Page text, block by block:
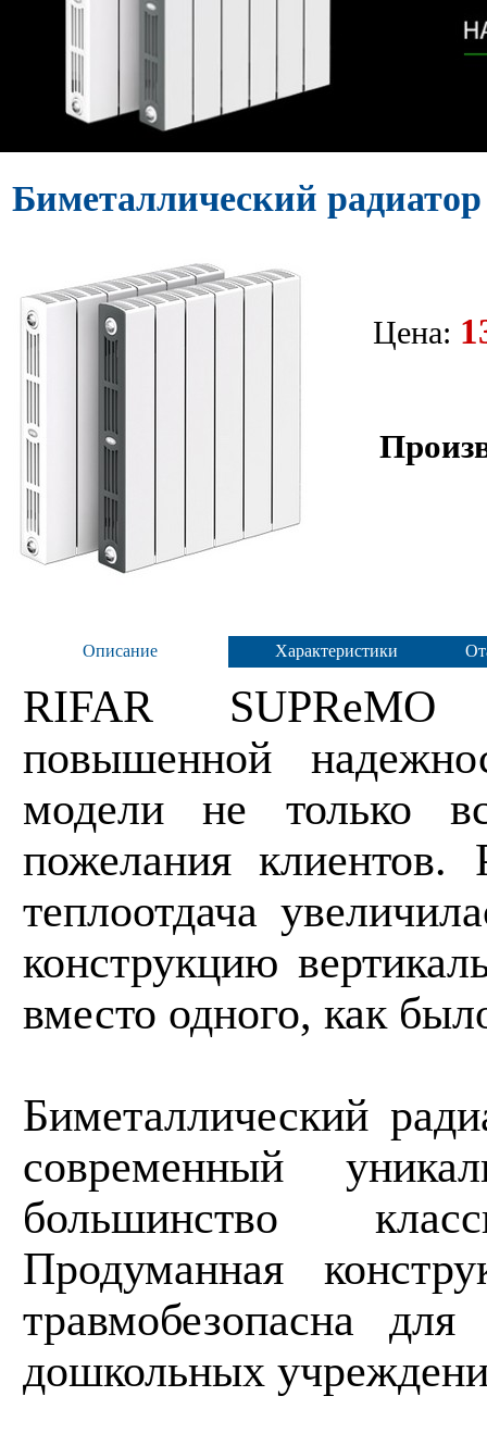
Биметаллический
Цена:
Описание Характеристики
RIFAR SUPReMO
повышенной
модели не только
пожелания
теплоотдача
конструкцию
вместо одного, как
Биметаллический
современный
большинство
Продуманная
травмобезопасна
дошкольных